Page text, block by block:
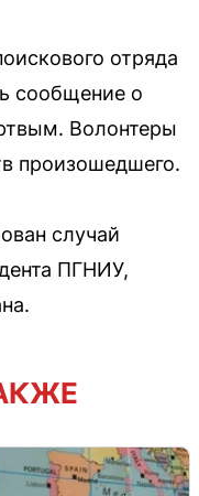
отряда
сообщение о
Волонтеры
произошедшего.
случай
ПГНИУ,